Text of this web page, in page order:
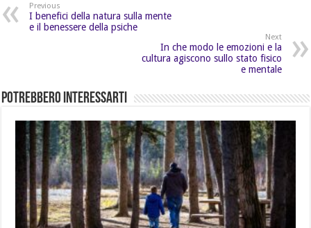
Previous
I benefici della natura sulla mente
e il benessere della psiche
Next
In che modo le emozioni e la
cultura agiscono sullo stato fisico
e mentale
Potrebbero Interessarti